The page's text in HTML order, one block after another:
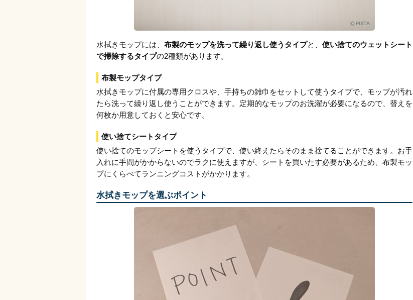
水拭きモップには、 布製のモップを洗って繰り返し使うタイプと、 使い捨てのウェットシート
で掃除するタイプの2種類があります。
布製モップタイプ
水拭きモップに付属の専用クロスや、手持ちの雑巾をセットして使うタイプで、モップが汚れ
たら洗って繰り返し使うことができます。定期的なモップのお洗濯が必要になるので、替えを
何枚か用意しておくと安心です。
使い捨てシートタイプ
使い捨てのモップシートを使うタイプで、使い終えたらそのまま捨てることができます。お手
入れに手間がかからないのでラクに使えますが、シートを買いたす必要があるため、布製モッ
プにくらべてランニングコストがかかります。
水拭きモップを選ぶポイント